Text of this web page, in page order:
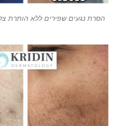
הסרת נגעים שפירים ללא הותרת